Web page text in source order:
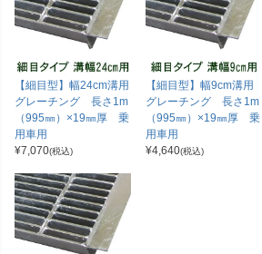
【細目型】幅24cm溝用
グレーチング 長さ1m
（995㎜）×19㎜厚 乗
用車用
¥7,070(税込)
【細目型】幅9cm溝用
グレーチング 長さ1m
（995㎜）×19㎜厚 乗
用車用
¥4,640(税込)